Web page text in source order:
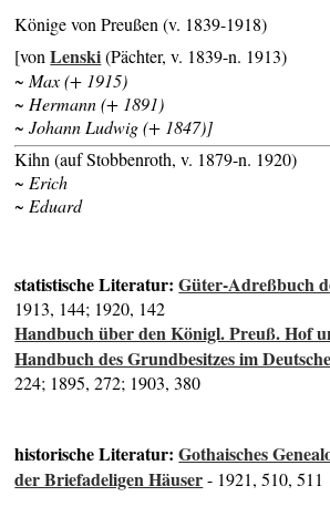
Könige von Preußen (v. 1839-1918)
[vonLenski(Pächter, v. 1839-n. 1913)
~ Max (+ 1915)
~ Hermann (+ 1891)
~ Johann Ludwig (+ 1847)]
Kihn (auf Stobbenroth, v. 1879-n. 1920)
~ Erich
~ Eduard
statistische Literatur:Güter-Adreßbuch
1913, 144; 1920, 142
Handbuch über den Königl. Preuß. Hof
Handbuch des Grundbesitzes im
224; 1895, 272; 1903, 380
historische Literatur:Gothaisches
der Briefadeligen Häuser- 1921, 510, 511